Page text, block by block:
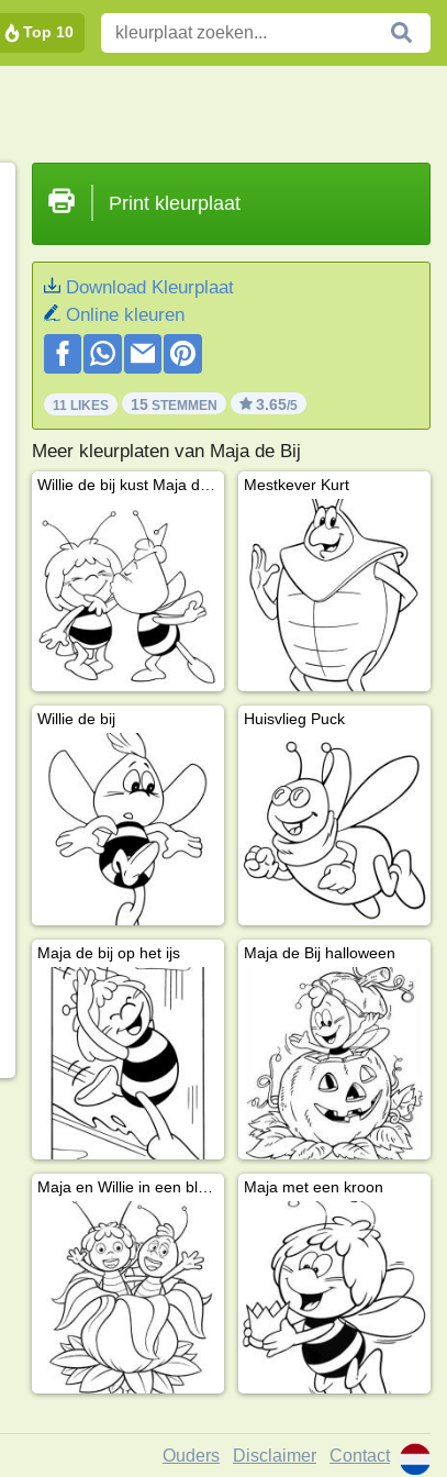
Top 10
Print kleurplaat
Download Kleurplaat
Online kleuren
11 LIKES 15STEMMEN 3.65/5
Meer kleurplaten van Maja de Bij
Mestkever Kurt
Willie de bij Huisvlieg Puck
Maja de bij op het ijs Maja de Bij halloween
Maja en Willie in een bloem Maja met een kroon
Ouders Disclaimer Contact